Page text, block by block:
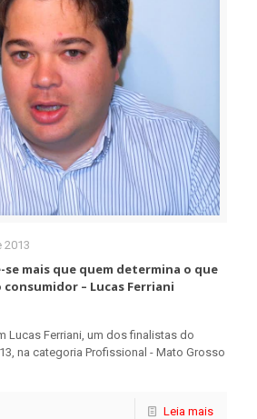
2013
mais que quem determina o que
– Lucas Ferriani
Lucas Ferriani, um dos finalistas do
na categoria Profissional - Mato Grosso
Leia mais